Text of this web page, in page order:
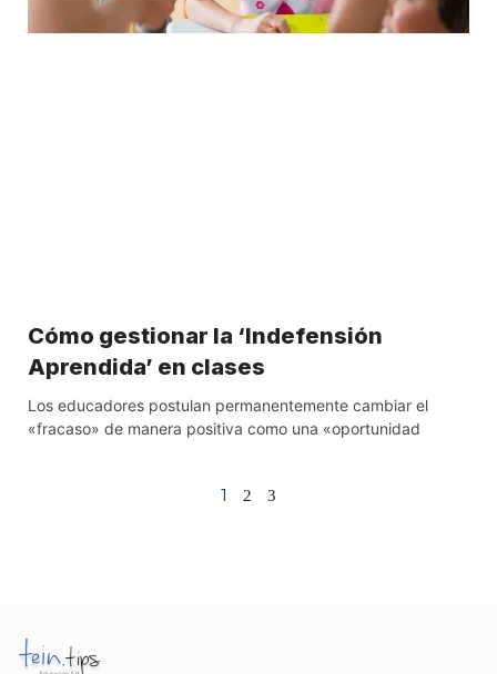
Cómo gestionar la ‘Indefensión
Aprendida’ en clases
Los educadores postulan permanentemente cambiar el
«fracaso» de manera positiva como una «oportunidad
1 2 3